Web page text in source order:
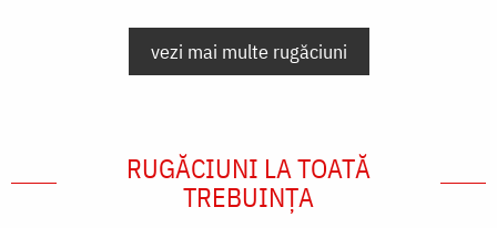
vezi mai multe rugăciuni
RUGĂCIUNI LA TOATĂ
TREBUINȚA